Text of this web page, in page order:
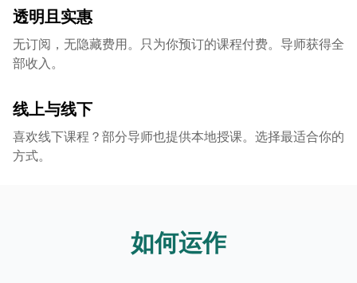
透明且实惠
无订阅，无隐藏费用。只为你预订的课程付费。导师获得全
部收入。
线上与线下
喜欢线下课程？部分导师也提供本地授课。选择最适合你的
方式。
如何运作